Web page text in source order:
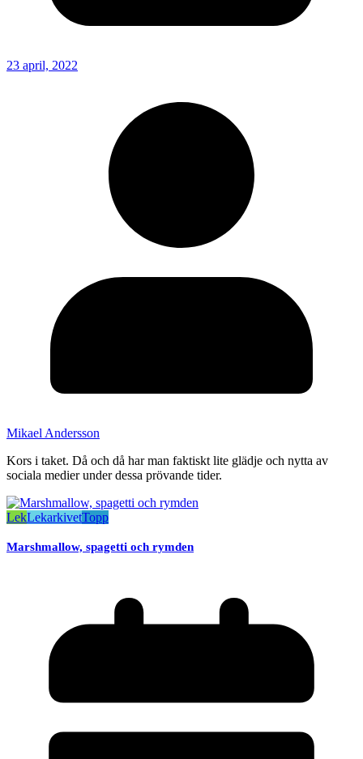
23 april, 2022
Mikael Andersson
Kors i taket. Då och då har man faktiskt lite glädje och nytta av
sociala medier under dessa prövande tider.
LekLekarkivetTopp
Marshmallow, spagetti och rymden